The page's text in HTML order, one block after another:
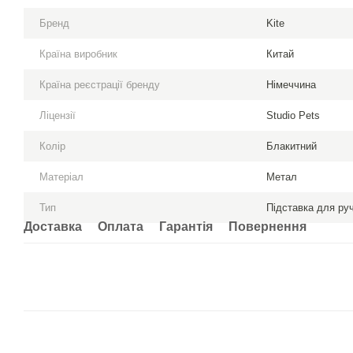
Бренд Kite
Країна виробник Китай
Країна реєстрації бренду Німеччина
Ліцензії Studio Pets
Колір Блакитний
Матеріал Метал
Тип Підставка для
Доставка Оплата Гарантія Повернення